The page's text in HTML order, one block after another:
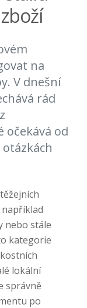
na
V dnešní
rád
očekává od
nebo stále
kategorie
lokální
správně
po